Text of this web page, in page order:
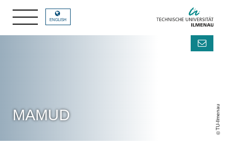
TU-Ilmenau
ENGLISH
MAMUD